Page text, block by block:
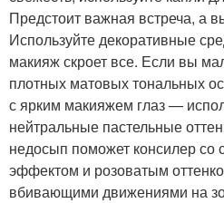
Предстоит важная встреча, а
Используйте декоративные
макияж скроет все. Если вы
плотных матовых тональных
с ярким макияжем глаз —
нейтральные пастельные
недосып поможет консилер
эффектом и розоватым
вбивающими движениями на